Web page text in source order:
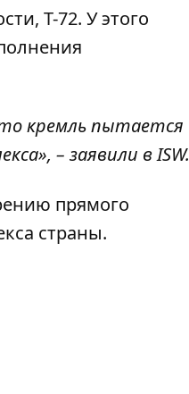
Т-72. У этого
кремль пытается
– заявили в ISW.
прямого
страны.